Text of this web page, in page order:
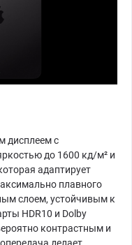
дисплеем с
до 1600 кд/м² и
адаптирует
плавного
слоем, устойчивым к
HDR10 и Dolby
контрастным и